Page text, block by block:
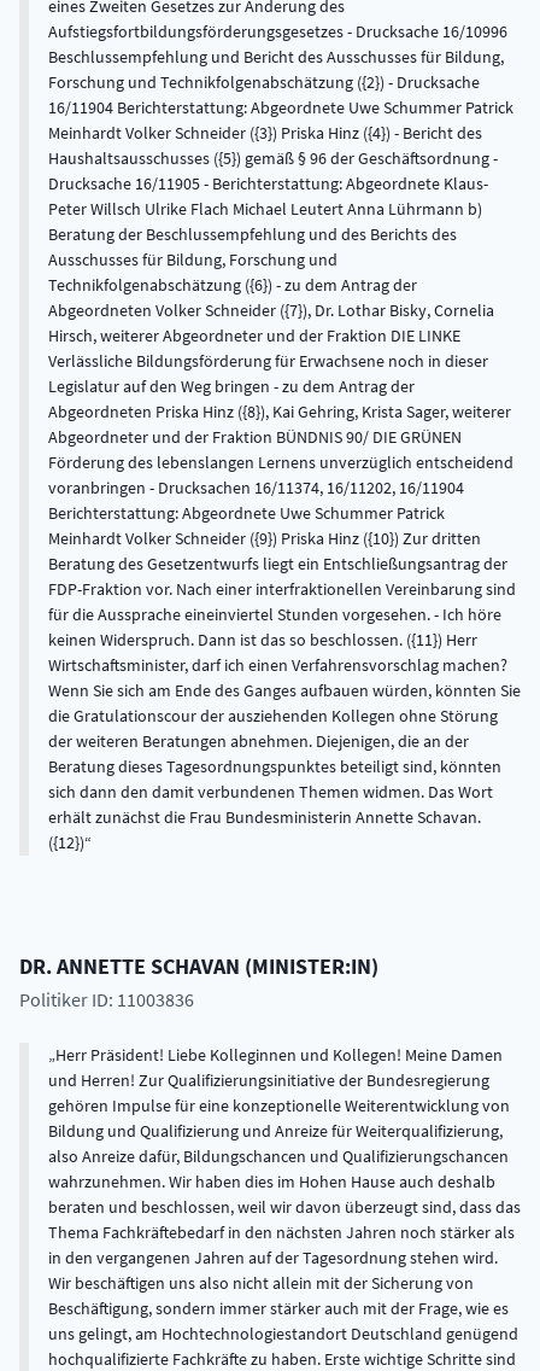
eines Zweiten Gesetzes zur Änderung des
Aufstiegsfortbildungsförderungsgesetzes - Drucksache 16/10996
Beschlussempfehlung und Bericht des Ausschusses für Bildung,
Forschung und Technikfolgenabschätzung ({2}) - Drucksache
16/11904 Berichterstattung: Abgeordnete Uwe Schummer Patrick
Meinhardt Volker Schneider ({3}) Priska Hinz ({4}) - Bericht des
Haushaltsausschusses ({5}) gemäß § 96 der Geschäftsordnung -
Drucksache 16/11905 - Berichterstattung: Abgeordnete Klaus-
Peter Willsch Ulrike Flach Michael Leutert Anna Lührmann b)
Beratung der Beschlussempfehlung und des Berichts des
Ausschusses für Bildung, Forschung und
Technikfolgenabschätzung ({6}) - zu dem Antrag der
Abgeordneten Volker Schneider ({7}), Dr. Lothar Bisky, Cornelia
Hirsch, weiterer Abgeordneter und der Fraktion DIE LINKE
Verlässliche Bildungsförderung für Erwachsene noch in dieser
Legislatur auf den Weg bringen - zu dem Antrag der
Abgeordneten Priska Hinz ({8}), Kai Gehring, Krista Sager, weiterer
Abgeordneter und der Fraktion BÜNDNIS 90/ DIE GRÜNEN
Förderung des lebenslangen Lernens unverzüglich entscheidend
voranbringen - Drucksachen 16/11374, 16/11202, 16/11904
Berichterstattung: Abgeordnete Uwe Schummer Patrick
Meinhardt Volker Schneider ({9}) Priska Hinz ({10}) Zur dritten
Beratung des Gesetzentwurfs liegt ein Entschließungsantrag der
FDP-Fraktion vor. Nach einer interfraktionellen Vereinbarung sind
für die Aussprache eineinviertel Stunden vorgesehen. - Ich höre
keinen Widerspruch. Dann ist das so beschlossen. ({11}) Herr
Wirtschaftsminister, darf ich einen Verfahrensvorschlag machen?
Wenn Sie sich am Ende des Ganges aufbauen würden, könnten Sie
die Gratulationscour der ausziehenden Kollegen ohne Störung
der weiteren Beratungen abnehmen. Diejenigen, die an der
Beratung dieses Tagesordnungspunktes beteiligt sind, könnten
sich dann den damit verbundenen Themen widmen. Das Wort
erhält zunächst die Frau Bundesministerin Annette Schavan.
({12})
DR.ANNETTE SCHAVAN (MINISTER:IN)
Politiker ID: 11003836
Herr Präsident! Liebe Kolleginnen und Kollegen! Meine Damen
und Herren! Zur Qualifizierungsinitiative der Bundesregierung
gehören Impulse für eine konzeptionelle Weiterentwicklung von
Bildung und Qualifizierung und Anreize für Weiterqualifizierung,
also Anreize dafür, Bildungschancen und Qualifizierungschancen
wahrzunehmen. Wir haben dies im Hohen Hause auch deshalb
beraten und beschlossen, weil wir davon überzeugt sind, dass das
Thema Fachkräftebedarf in den nächsten Jahren noch stärker als
in den vergangenen Jahren auf der Tagesordnung stehen wird.
Wir beschäftigen uns also nicht allein mit der Sicherung von
Beschäftigung, sondern immer stärker auch mit der Frage, wie es
uns gelingt, am Hochtechnologiestandort Deutschland genügend
hochqualifizierte Fachkräfte zu haben. Erste wichtige Schritte sind